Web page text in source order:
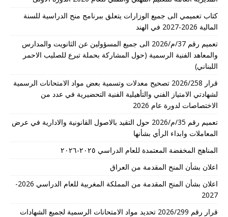
كتاب تعميمي الى جميع الوزارات يتعلق ببرنامج منح الدراسية للسنة
المالية 2026-2027 في الهند
تعميم رقم 37/م/2026 الى جميع المسؤولين عن الثانويت والمدارس
والمعاهد الفنية الرسمية (حول المشاركة بحملة تبرع للصليب الاحمر
اللبناني)
قرار 2026/258 تصحيح معدلات وتسمية بعض مواد الامتحانات الرسمية
لشهادتي الامتياز الفني والتأهيلية الفنية التحضيرية في عدد من
الاختصاصات لدورة عام 2026
تعميم رقم 35/م/2026 حول التقيد بالاصول القانونية والادارية في عرض
المعاملات وابداء الرأي بشأنها
المناهج المخفضة المعتمدة للعام الدراسي ٢٠٢٥-٢٠٢٦
اعلان بشأن المنح المقدمة من العراق
اعلان بشأن المنح المقدمة من المملكة المغربية للعام الدراسي 2026-
2027
قرار رقم 2026/299 تحديد مواد الامتحانات الرسمية لجميع الشهادات